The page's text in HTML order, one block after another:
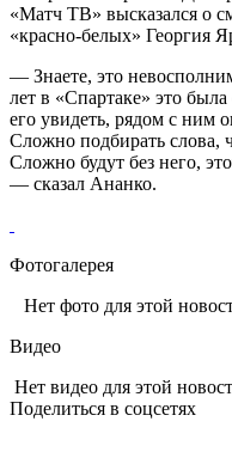
«Матч ТВ» высказался о
«красно-белых» Георгия
— Знаете, это
лет в «Спартаке» это
его увидеть, рядом с ним
Сложно подбирать слова,
Сложно будут без него,
— сказал Ананко.
Фотогалерея
Нет фото для этой
Видео
Нет видео для этой
Поделиться в соцсетях